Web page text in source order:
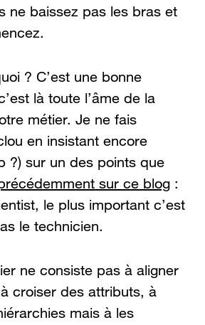
ne baissez pas les bras et
? C’est une bonne
là toute l’âme de la
métier. Je ne fais
en insistant encore
?) sur un des points que
sur ce blog :
le plus important c’est
le technicien.
ne consiste pas à aligner
croiser des attributs, à
mais à les